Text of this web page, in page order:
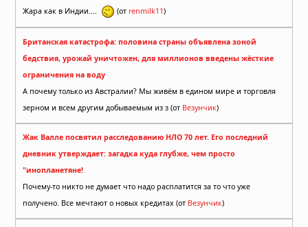
Жара как в Индии....
(от renmilk11)
Британская катастрофа: половина страны объявлена зоной
бедствия, урожай уничтожен, для миллионов введены жёсткие
ограничения на воду
А почему только из Австралии? Мы живём в едином мире и торговля
зерном и всем другим добываемым из з (от Везунчик)
Жак Валле посвятил расследованию НЛО 70 лет. Его последний
дневник утверждает: загадка куда глубже, чем просто
"инопланетяне!
Почему-то никто не думает что надо расплатится за то что уже
получено. Все мечтают о новых кредитах (от Везунчик)